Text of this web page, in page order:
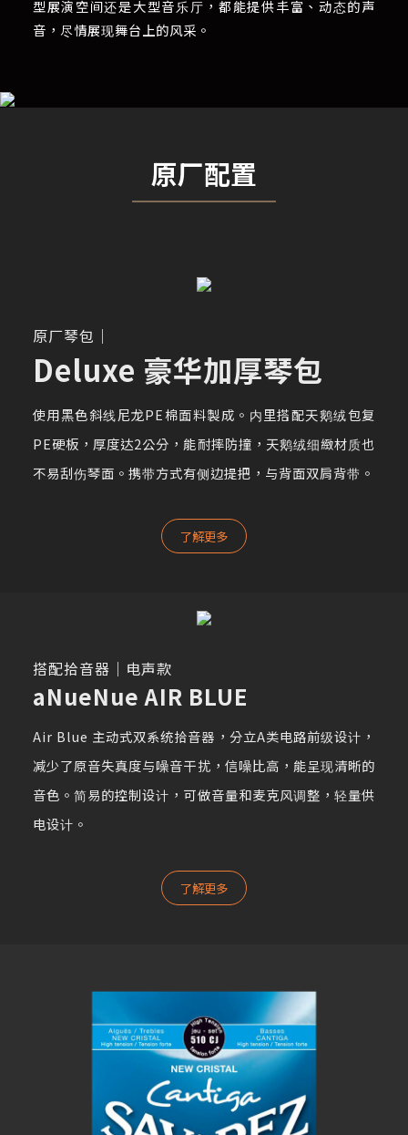
型展演空间还是大型音乐厅，都能提供丰富、动态的声
音，尽情展现舞台上的风采。
原厂配置
原厂琴包｜
Deluxe 豪华加厚琴包
使用黑色斜线尼龙PE棉面料製成。内里搭配天鹅绒包复
PE硬板，厚度达2公分，能耐摔防撞，天鹅绒细緻材质也
不易刮伤琴面。携带方式有侧边提把，与背面双肩背带。
了解更多
搭配拾音器｜电声款
aNueNue AIR BLUE
Air Blue 主动式双系统拾音器，分立A类电路前级设计，
减少了原音失真度与噪音干扰，信噪比高，能呈现清晰的
音色。简易的控制设计，可做音量和麦克风调整，轻量供
电设计。
了解更多